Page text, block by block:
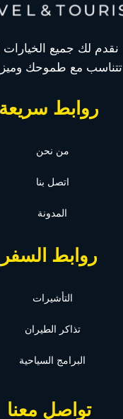
نقدم لك جميع الخيارات
تتناسب مع طموحك
روابط سريعة
من نحن
اتصل بنا
المدونة
روابط السفر
التأشيرات
تذاكر الطيران
البرامج السياحية
تواصل معنا